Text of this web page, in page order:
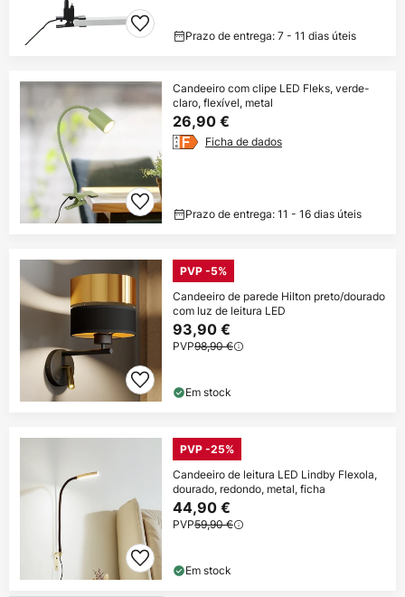
Prazo de entrega: 7 - 11 dias úteis
Candeeiro com clipe LED Fleks, verde-
claro, flexível, metal
26,90 €
Ficha de dados
Prazo de entrega: 11 - 16 dias úteis
PVP -5%
Candeeiro de parede Hilton preto/dourado
com luz de leitura LED
93,90 €
PVP98,90 €
Em stock
PVP -25%
Candeeiro de leitura LED Lindby Flexola,
dourado, redondo, metal, ficha
44,90 €
PVP59,90 €
Em stock